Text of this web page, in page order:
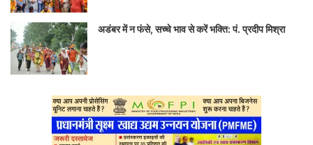
अडंबर में न फंसे, सच्चे भाव से करें भक्ति: पं. प्रदीप मिश्रा